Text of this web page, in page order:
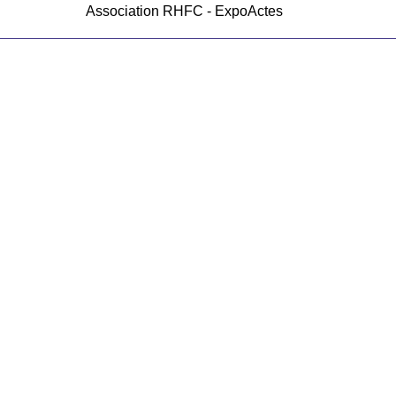
Association RHFC - ExpoActes